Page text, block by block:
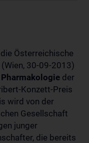
Österreichische
30-09-2013)
Pharmakologie der
Konzett-Preis
wird von der
Gesellschaft
junger
die bereits